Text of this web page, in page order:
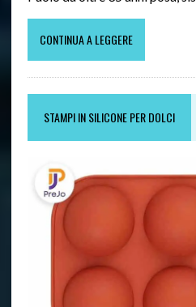
CONTINUA A LEGGERE
STAMPI IN SILICONE PER DOLCI